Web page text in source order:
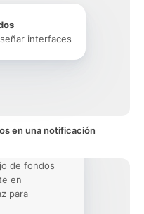
interfaces
en una notificación
de fondos
en
para